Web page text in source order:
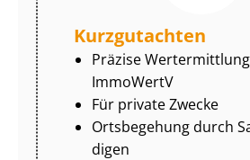
Kurzgutachten
Präzise
ImmoWertV
Für private Zwecke
Ortsbegehung durch
di­gen